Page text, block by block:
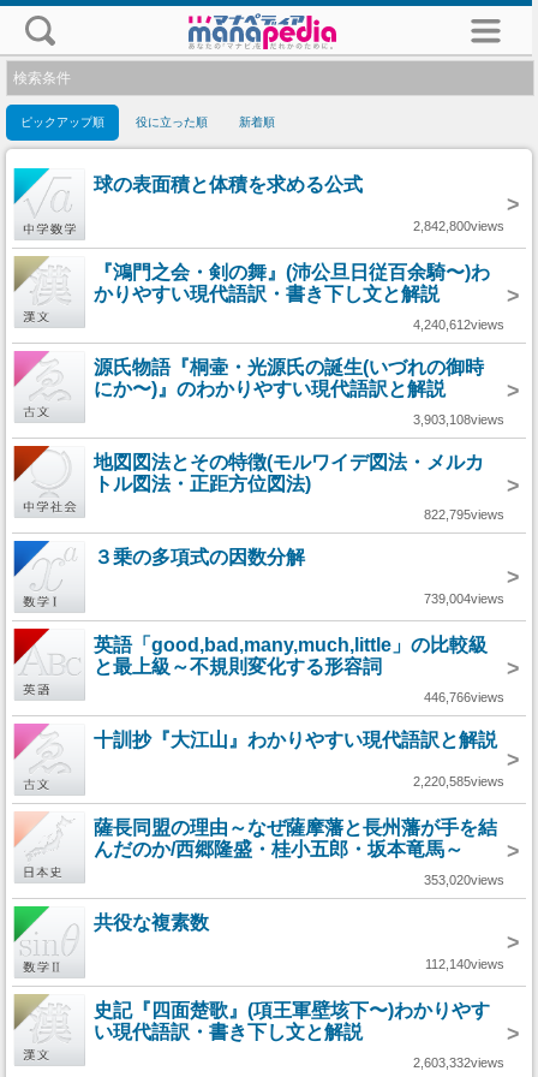
検索条件
ピックアップ順 役に立った順 新着順
球の表面積と体積を求める公式
>
2,842,800views
『鴻門之会・剣の舞』(沛公旦日従百余騎〜)わ
かりやすい現代語訳・書き下し文と解説
>
4,240,612views
源氏物語『桐壷・光源氏の誕生(いづれの御時
にか〜)』のわかりやすい現代語訳と解説
>
3,903,108views
地図図法とその特徴(モルワイデ図法・メルカ
トル図法・正距方位図法)
>
822,795views
３乗の多項式の因数分解
>
739,004views
英語「good,bad,many,much,little」の比較級
と最上級～不規則変化する形容詞
>
446,766views
十訓抄『大江山』わかりやすい現代語訳と解説
>
2,220,585views
薩長同盟の理由～なぜ薩摩藩と長州藩が手を結
んだのか/西郷隆盛・桂小五郎・坂本竜馬～
>
353,020views
共役な複素数
>
112,140views
史記『四面楚歌』(項王軍壁垓下〜)わかりやす
い現代語訳・書き下し文と解説
>
2,603,332views